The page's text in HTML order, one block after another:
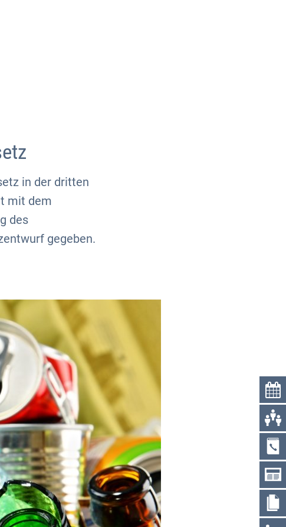
in der dritten
mit dem
des
gegeben.